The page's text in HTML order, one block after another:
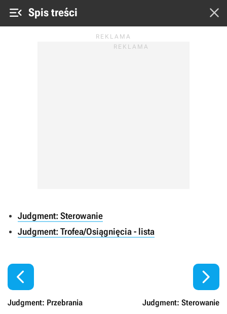
 Spis treści 
Judgment: Sterowanie
Judgment: Trofea/Osiągnięcia - lista

Judgment: Przebrania Judgment: Sterowanie
